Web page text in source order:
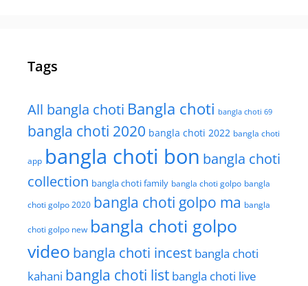
Tags
All bangla choti Bangla choti bangla choti 69
bangla choti 2020 bangla choti 2022 bangla choti
app bangla choti bon bangla choti
collection bangla choti family bangla choti golpo bangla
choti golpo 2020 bangla choti golpo ma bangla
choti golpo new bangla choti golpo
video bangla choti incest bangla choti
kahani bangla choti list bangla choti live